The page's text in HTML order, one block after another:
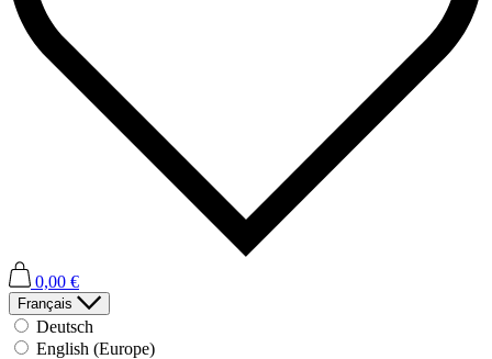
0,00 €
Français
Deutsch
English (Europe)